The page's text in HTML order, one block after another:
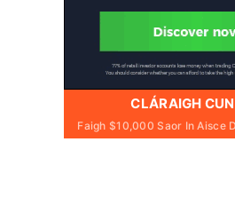
CLÁRAIGH
Faigh $10,000 Saor In Aisce